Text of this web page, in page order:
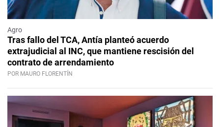
Agro
Tras fallo del TCA, Antía planteó acuerdo
extrajudicial al INC, que mantiene rescisión del
contrato de arrendamiento
POR MAURO FLORENTÍN